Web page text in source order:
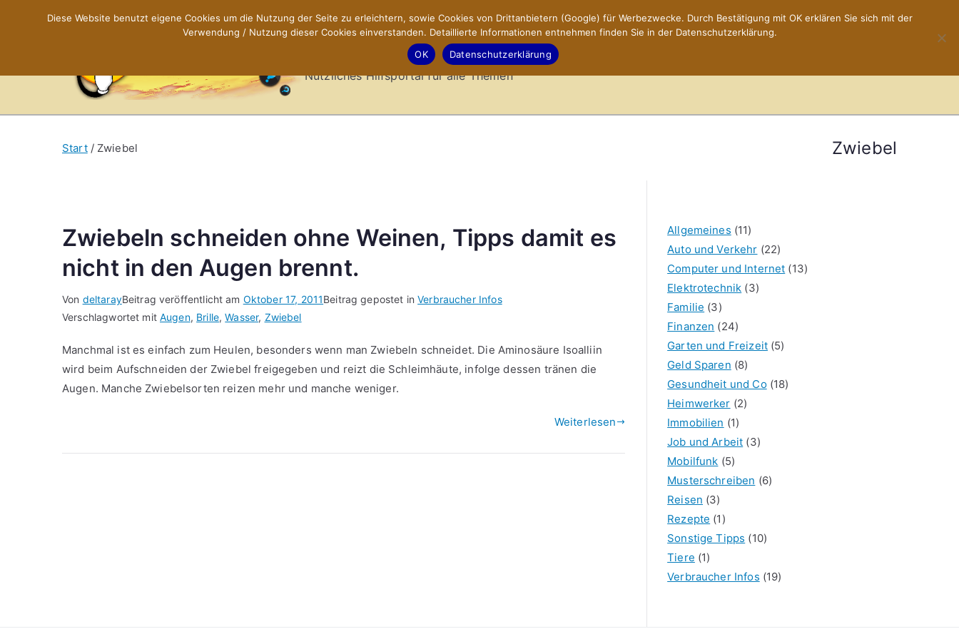
X-Sites.de – Hilfsportal
Nützliches Hilfsportal für alle Themen
Zwiebel
Start Zwiebel
Zwiebeln schneiden ohne Weinen, Tipps damit es
nicht in den Augen brennt.
Von deltarayBeitrag veröffentlicht am Oktober 17, 2011Beitrag gepostet inVerbraucher Infos
Verschlagwortet mitAugen, Brille,Wasser, Zwiebel
Manchmal ist es einfach zum Heulen, besonders wenn man Zwiebeln schneidet. Die Aminosäure Isoalliin
wird beim Aufschneiden der Zwiebel freigegeben und reizt die Schleimhäute, infolge dessen tränen die
Augen. Manche Zwiebelsorten reizen mehr und manche weniger.
Weiterlesen
Allgemeines (11)
Auto und Verkehr (22)
Computer und Internet (13)
Elektrotechnik (3)
Familie (3)
Finanzen (24)
Garten und Freizeit(5)
Geld Sparen (8)
Gesundheit und Co(18)
Heimwerker (2)
Immobilien (1)
Job und Arbeit (3)
Mobilfunk (5)
Musterschreiben (6)
Reisen (3)
Rezepte (1)
Sonstige Tipps (10)
Tiere (1)
Verbraucher Infos (19)
Diese Website benutzt eigene Cookies um die Nutzung der Seite zu erleichtern, sowie Cookies von Drittanbietern (Google) für Werbezwecke. Durch Bestätigung mit OK erklären Sie sich mit der
Verwendung / Nutzung dieser Cookies einverstanden. Detaillierte Informationen entnehmen finden Sie in der Datenschutzerklärung.
OK
Datenschutzerklärung